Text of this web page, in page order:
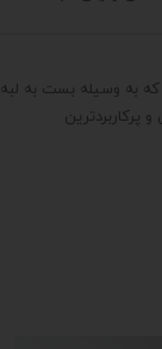
به وسیله بست به لبه